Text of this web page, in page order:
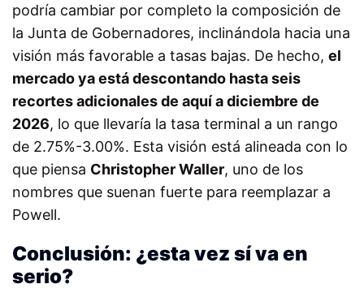
podría cambiar por completo la composición de
la Junta de Gobernadores, inclinándola hacia una
visión más favorable a tasas bajas. De hecho, el
mercado ya está descontando hasta seis
recortes adicionales de aquí a diciembre de
2026, lo que llevaría la tasa terminal a un rango
de 2.75%-3.00%. Esta visión está alineada con lo
que piensa Christopher Waller, uno de los
nombres que suenan fuerte para reemplazar a
Powell.
Conclusión: ¿esta vez sí va en
serio?